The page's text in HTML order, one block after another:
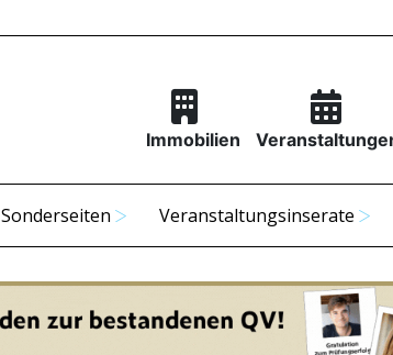
Immobilien
Sonderseiten Veranstaltungsinserate